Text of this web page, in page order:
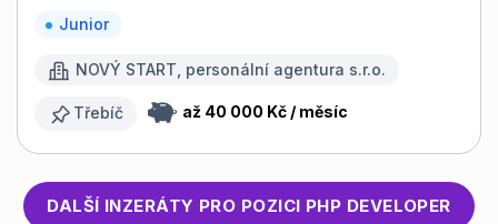
Junior
NOVÝ START, personální agentura s.r.o.
Třebíč až 40 000 Kč / měsíc
DALŠÍ INZERÁTY PRO POZICI PHP DEVELOPER